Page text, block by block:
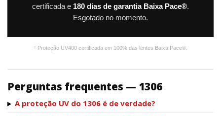
certificada e 180 dias de garantia Baixa Pace®.
Esgotado no momento.
¹ Proteção UV400 certificada em 100% das lentes Baixa Pace®.
Perguntas frequentes — 1306
A proteção UV do 1306 é de verdade?